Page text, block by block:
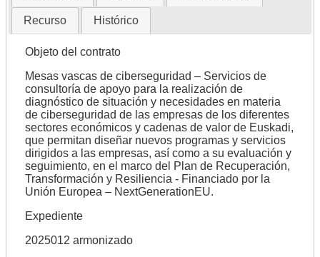
Recurso Histórico
Objeto del contrato
Mesas vascas de ciberseguridad – Servicios de
consultoría de apoyo para la realización de
diagnóstico de situación y necesidades en materia
de ciberseguridad de las empresas de los diferentes
sectores económicos y cadenas de valor de Euskadi,
que permitan diseñar nuevos programas y servicios
dirigidos a las empresas, así como a su evaluación y
seguimiento, en el marco del Plan de Recuperación,
Transformación y Resiliencia - Financiado por la
Unión Europea – NextGenerationEU.
Expediente
2025012 armonizado